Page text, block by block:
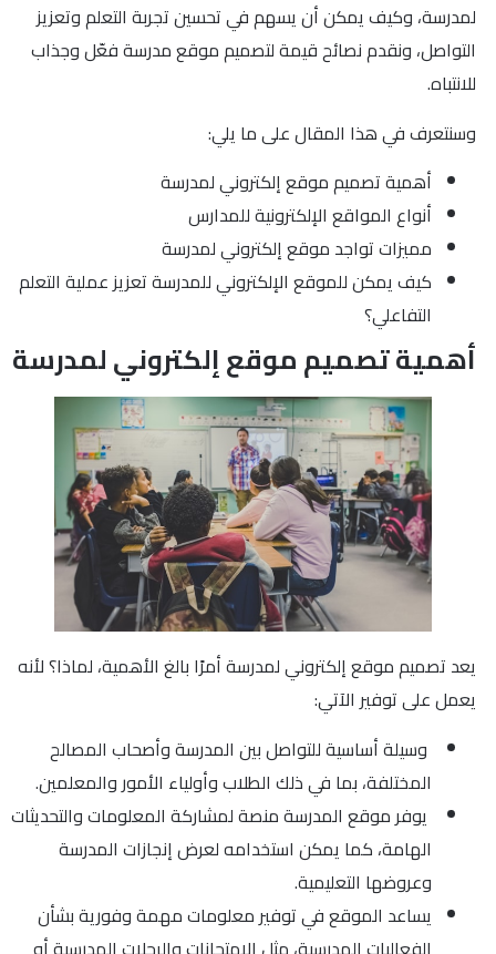
لمدرسة، وكيف يمكن أن يسهم في تحسين تجربة التعلم وتعزيز
التواصل، ونقدم نصائح قيمة لتصميم موقع مدرسة فعّل وجذاب
للانتباه.
وسنتعرف في هذا المقال على ما يلي:
أهمية تصميم موقع إلكتروني لمدرسة
أنواع المواقع الإلكترونية للمدارس
مميزات تواجد موقع إلكتروني لمدرسة
كيف يمكن للموقع الإلكتروني للمدرسة تعزيز عملية التعلم
التفاعلي؟
أهمية تصميم موقع إلكتروني لمدرسة
يعد تصميم موقع إلكتروني لمدرسة أمرًا بالغ الأهمية، لماذا؟ لأنه
يعمل على توفير الآتي:
وسيلة أساسية للتواصل بين المدرسة وأصحاب المصالح
المختلفة، بما في ذلك الطلاب وأولياء الأمور والمعلمين.
يوفر موقع المدرسة منصة لمشاركة المعلومات والتحديثات
الهامة، كما يمكن استخدامه لعرض إنجازات المدرسة
وعروضها التعليمية.
يساعد الموقع في توفير معلومات مهمة وفورية بشأن